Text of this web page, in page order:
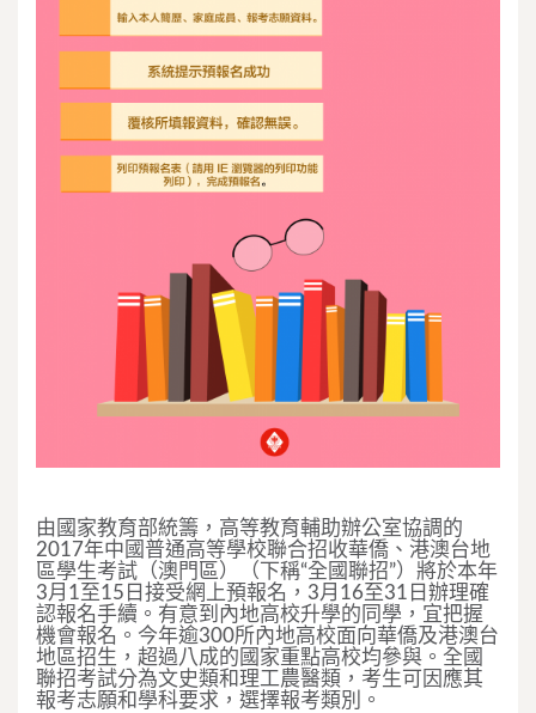
由國家教育部統籌，高等教育輔助辦公室協調的
2017年中國普通高等學校聯合招收華僑、港澳台地
區學生考試（澳門區）（下稱“全國聯招”）將於本年
3月1至15日接受網上預報名，3月16至31日辦理確
認報名手續。有意到內地高校升學的同學，宜把握
機會報名。今年逾300所內地高校面向華僑及港澳台
地區招生，超過八成的國家重點高校均參與。全國
聯招考試分為文史類和理工農醫類，考生可因應其
報考志願和學科要求，選擇報考類別。